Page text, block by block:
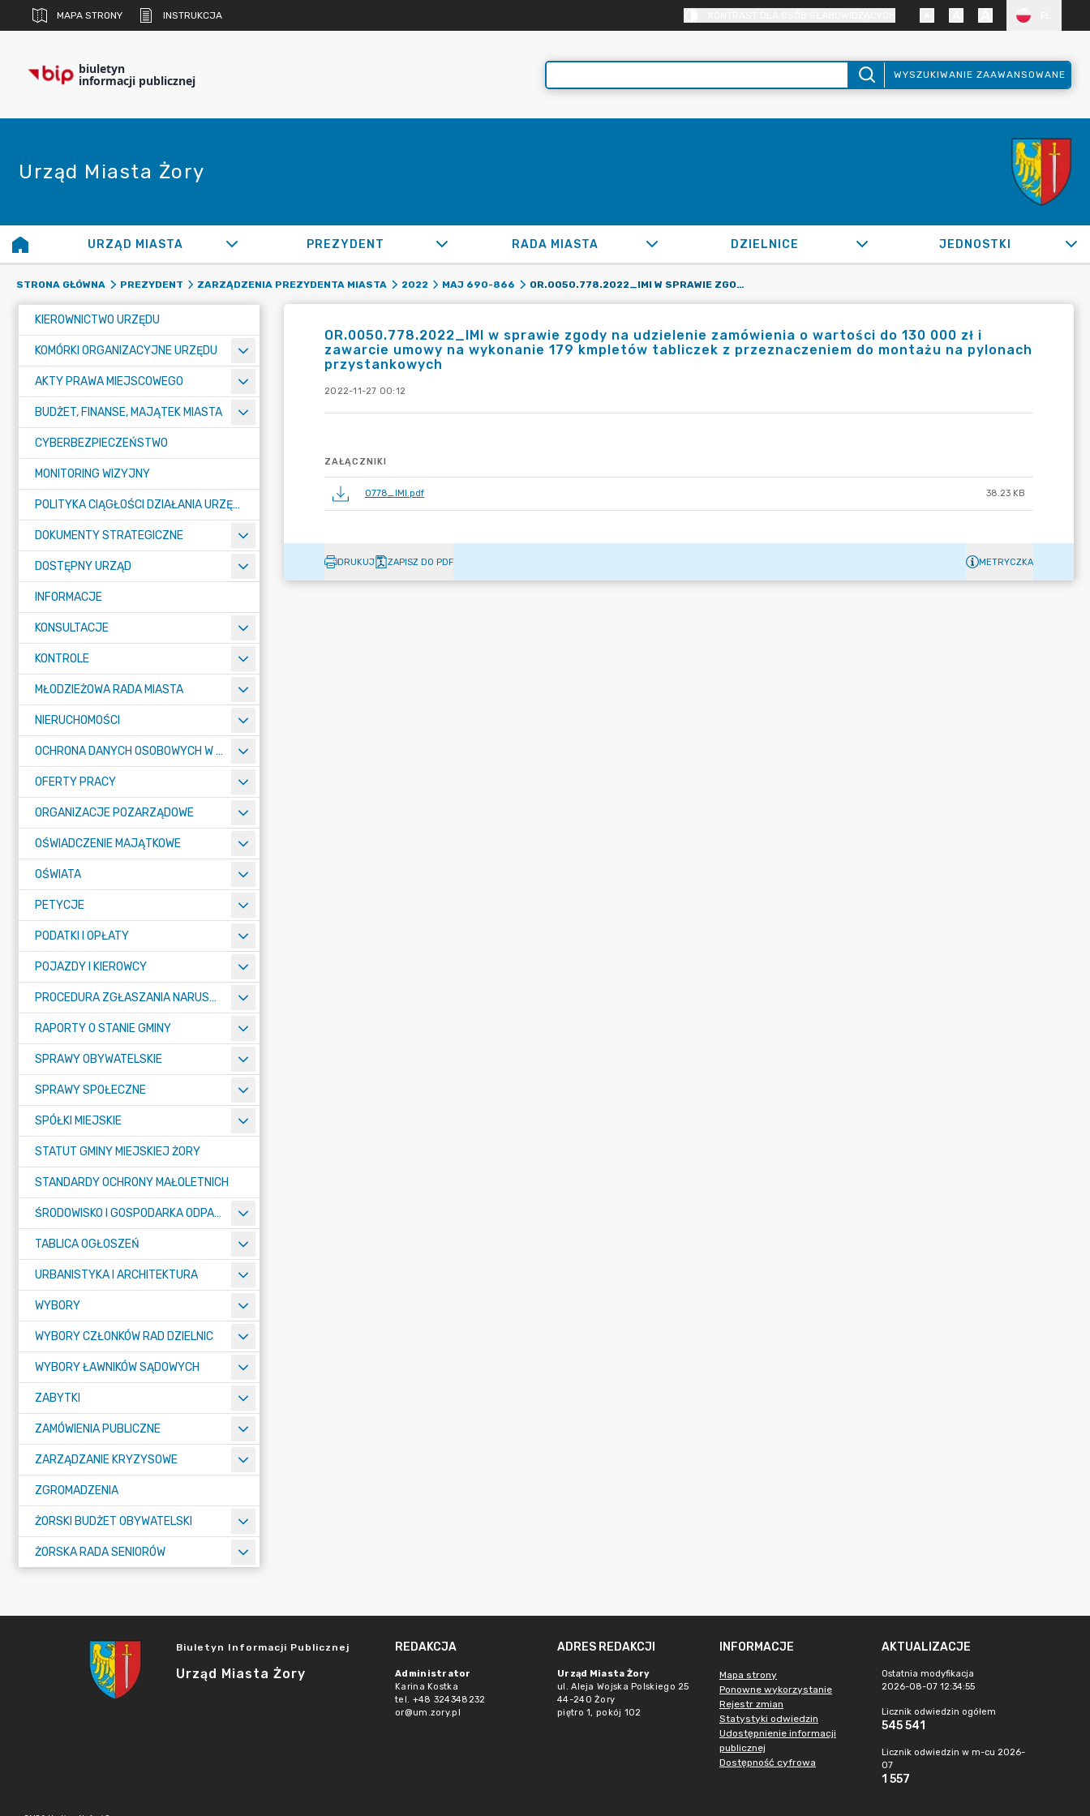
MAPA STRONY INSTRUKCJA
biuletyn
informacji publicznej WYSZUKIWANIE ZAAWANSOWANE
Urząd Miasta Żory
URZĄD MIASTA PREZYDENT RADA MIASTA DZIELNICE JEDNOSTKI
STRONA GŁÓWNA PREZYDENT ZARZĄDZENIA PREZYDENTA MIASTA 2022 MAJ 690-866 OR.0050.778.2022_IMI W SPRAWIE ZGODY NA UDZIELENIE ZAMÓWIENIA O WARTOŚCI DO 130 000 ZŁ I ZAWARCIE UMOWY NA WYKONANIE 179 KMPLETÓW TABLICZEK Z PRZEZNACZENIEM DO MONTAŻU NA PYLONACH PRZYSTANKOWYCH
KIEROWNICTWO URZĘDU
KOMÓRKI ORGANIZACYJNE URZĘDU
AKTY PRAWA MIEJSCOWEGO
BUDŻET, FINANSE, MAJĄTEK MIASTA
CYBERBEZPIECZEŃSTWO
MONITORING WIZYJNY
POLITYKA CIĄGŁOŚCI DZIAŁANIA URZĘDU MIASTA ŻORY
DOKUMENTY STRATEGICZNE
DOSTĘPNY URZĄD
INFORMACJE
KONSULTACJE
KONTROLE
MŁODZIEŻOWA RADA MIASTA
NIERUCHOMOŚCI
OCHRONA DANYCH OSOBOWYCH W URZĘDZIE MIASTA ŻORY - RODO
OFERTY PRACY
ORGANIZACJE POZARZĄDOWE
OŚWIADCZENIE MAJĄTKOWE
OŚWIATA
PETYCJE
PODATKI I OPŁATY
POJAZDY I KIEROWCY
PROCEDURA ZGŁASZANIA NARUSZEŃ PRAWA
RAPORTY O STANIE GMINY
SPRAWY OBYWATELSKIE
SPRAWY SPOŁECZNE
SPÓŁKI MIEJSKIE
STATUT GMINY MIEJSKIEJ ŻORY
STANDARDY OCHRONY MAŁOLETNICH
ŚRODOWISKO I GOSPODARKA ODPADAMI
TABLICA OGŁOSZEŃ
URBANISTYKA I ARCHITEKTURA
WYBORY
WYBORY CZŁONKÓW RAD DZIELNIC
WYBORY ŁAWNIKÓW SĄDOWYCH
ZABYTKI
ZAMÓWIENIA PUBLICZNE
ZARZĄDZANIE KRYZYSOWE
ZGROMADZENIA
ŻORSKI BUDŻET OBYWATELSKI
ŻORSKA RADA SENIORÓW
OR.0050.778.2022_IMI w sprawie zgody na udzielenie zamówienia o wartości do 130 000 zł i
zawarcie umowy na wykonanie 179 kmpletów tabliczek z przeznaczeniem do montażu na pylonach
przystankowych
2022-11-27 00:12
ZAŁĄCZNIKI
0778_IMI.pdf 38.23 KB
DRUKUJ ZAPISZ DO PDF METRYCZKA
Biuletyn Informacji Publicznej
Urząd Miasta Żory
REDAKCJA
Administrator
Karina Kostka
tel. +48 324348232
or@um.zory.pl
ADRES REDAKCJI
Urząd Miasta Żory
ul. Aleja Wojska Polskiego 25
44-240 Żory
piętro 1, pokój 102
INFORMACJE
Mapa strony
Ponowne wykorzystanie
Rejestr zmian
Statystyki odwiedzin
Udostępnienie informacji
publicznej
Dostępność cyfrowa
AKTUALIZACJE
Ostatnia modyfikacja
2026-08-07 12:34:55
Licznik odwiedzin ogółem
545 541
Licznik odwiedzin w m-cu 2026-
07
1 557